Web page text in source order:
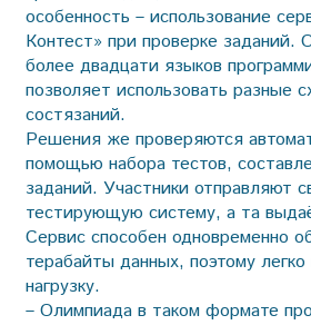
особенность – использование
Контест» при проверке заданий.
более двадцати языков
позволяет использовать разные
состязаний.
Решения же проверяются
помощью набора тестов,
заданий. Участники отправляют
тестирующую систему, а та
Сервис способен одновременно
терабайты данных, поэтому
нагрузку.
– Олимпиада в таком формате